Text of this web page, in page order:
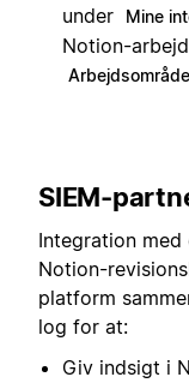
under Mine
Notion-
SIEM-
Integration med
Notion-
platform
log for at:
Giv indsigt i